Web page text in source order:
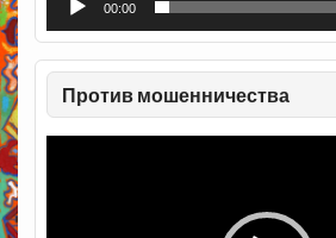
00:00
Против мошенничества